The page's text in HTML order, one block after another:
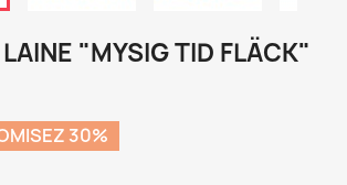
"MYSIG TID FLÄCK"
30%